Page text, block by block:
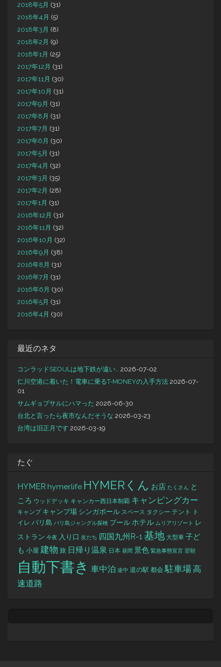
2018年5月 (31)
2018年4月 (5)
2018年3月 (8)
2018年2月 (9)
2018年1月 (25)
2017年12月 (31)
2017年11月 (30)
2017年10月 (31)
2017年9月 (31)
2017年8月 (31)
2017年7月 (31)
2017年6月 (30)
2017年5月 (31)
2017年4月 (32)
2017年3月 (35)
2017年2月 (28)
2017年1月 (31)
2016年12月 (31)
2016年11月 (32)
2016年10月 (32)
2016年9月 (38)
2016年8月 (31)
2016年7月 (31)
2016年6月 (30)
2016年5月 (31)
2016年4月 (30)
最近のネタ
コンラッドSEOULは地下鉄が遠い…
2026-07-02
仁川空港に着いた！電車に乗るT-MONEYの入手方法 2026-07-
01
サムギョプサルにハマった 2026-06-30
台北と言ったら夜市なんだそうな 2026-03-23
台湾は旧正月です 2026-03-19
たぐ
HYMER hymer.life HYMERくん お店 たくさん と
ころ ウッドデッキ キャンカー西日本制覇 キャンピングカー
キャンプ キャンプ場 シンガポール スペース タクシー テント
ト
イレ バリ島 バリ島ジャングル探検 プールホテル ムリアリゾート
レ
ストラン 今夜 入り口 友だち 四国九州R-1 基地 大型車 子ど
も 小屋 建物 旅 日帰り温泉 日本 昼間 景色 緊急事態宣言 翌朝
自動下書き 車中泊 途中 道の駅 都会 駐車場高
速道路